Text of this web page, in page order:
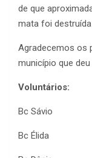
de que
mata foi
Agradecemos os
município que
Voluntários:
Bc Sávio
Bc Élida